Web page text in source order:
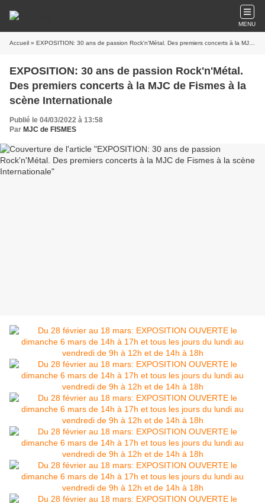
MENU
Accueil » EXPOSITION: 30 ans de passion Rock'n'Métal. Des premiers concerts à la MJC de Fismes à la scène Internationale
EXPOSITION: 30 ans de passion Rock'n'Métal.
Des premiers concerts à la MJC de Fismes à la
scène Internationale
Publié le 04/03/2022 à 13:58
Par MJC de FISMES